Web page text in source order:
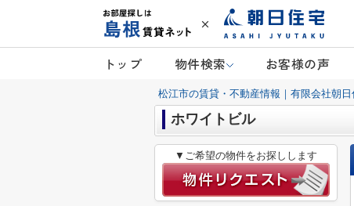
トップ 物件検索 お客様の声
松江市の賃貸・不動産情報｜有限会社朝日
ホワイトビル
▼ご希望の物件をお探しします